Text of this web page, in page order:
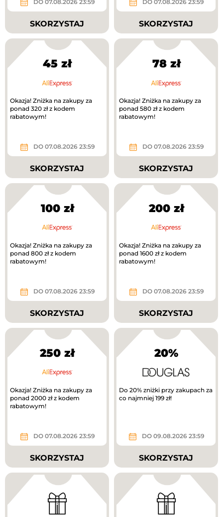
DO 07.08.2026 23:59
SKORZYSTAJ
DO 07.08.2026 23:59
SKORZYSTAJ
45 zł
Okazja! Zniżka na zakupy za
ponad 320 zł z kodem
rabatowym!
DO 07.08.2026 23:59
SKORZYSTAJ
78 zł
Okazja! Zniżka na zakupy za
ponad 580 zł z kodem
rabatowym!
DO 07.08.2026 23:59
SKORZYSTAJ
100 zł
Okazja! Zniżka na zakupy za
ponad 800 zł z kodem
rabatowym!
DO 07.08.2026 23:59
SKORZYSTAJ
200 zł
Okazja! Zniżka na zakupy za
ponad 1600 zł z kodem
rabatowym!
DO 07.08.2026 23:59
SKORZYSTAJ
250 zł
Okazja! Zniżka na zakupy za
ponad 2000 zł z kodem
rabatowym!
DO 07.08.2026 23:59
SKORZYSTAJ
20%
Do 20% zniżki przy zakupach za
co najmniej 199 zł!
DO 09.08.2026 23:59
SKORZYSTAJ